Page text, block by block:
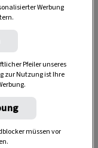
Werbung
Pfeiler unseres
zur Nutzung ist Ihre
müssen vor